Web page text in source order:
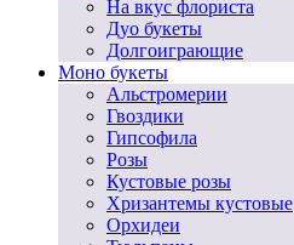
На вкус флориста
Дуо букеты
Долгоиграющие
Моно букеты
Альстромерии
Гвоздики
Гипсофила
Розы
Кустовые розы
Хризантемы кустовые
Орхидеи